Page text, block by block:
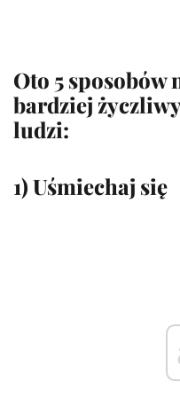
Oto 5 sposobów
bardziej
ludzi:
1) Uśmiechaj się